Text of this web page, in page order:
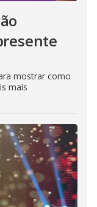
mostrar como
mais